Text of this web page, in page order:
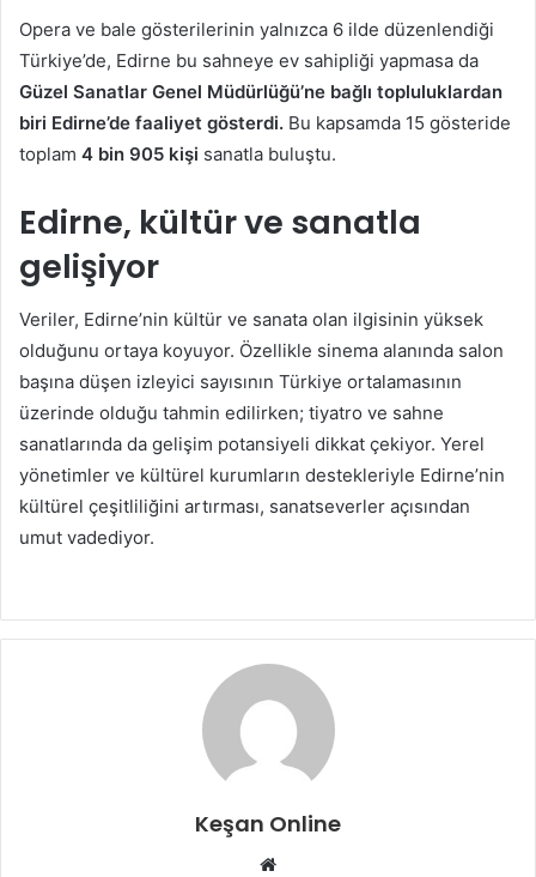
Opera ve bale gösterilerinin yalnızca 6 ilde düzenlendiği
Türkiye’de, Edirne bu sahneye ev sahipliği yapmasa da
Güzel Sanatlar Genel Müdürlüğü’ne bağlı topluluklardan
biri Edirne’de faaliyet gösterdi. Bu kapsamda 15 gösteride
toplam 4 bin 905 kişi sanatla buluştu.
Edirne, kültür ve sanatla
gelişiyor
Veriler, Edirne’nin kültür ve sanata olan ilgisinin yüksek
olduğunu ortaya koyuyor. Özellikle sinema alanında salon
başına düşen izleyici sayısının Türkiye ortalamasının
üzerinde olduğu tahmin edilirken; tiyatro ve sahne
sanatlarında da gelişim potansiyeli dikkat çekiyor. Yerel
yönetimler ve kültürel kurumların destekleriyle Edirne’nin
kültürel çeşitliliğini artırması, sanatseverler açısından
umut vadediyor.
Keşan Online
Web